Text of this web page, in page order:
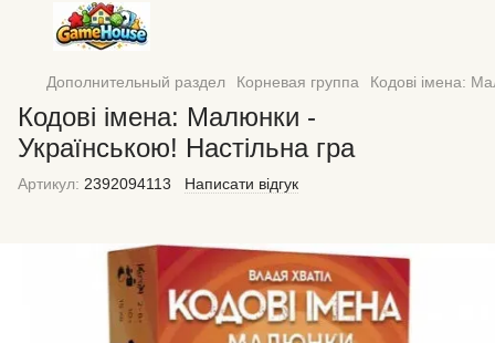
Дополнительный раздел Корневая группа Кодові імена:
Кодові імена: Малюнки -
Українською! Настільна гра
Артикул: 2392094113 Написати відгук